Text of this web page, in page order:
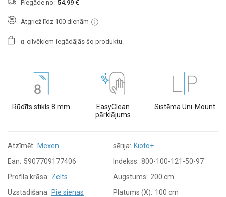
Piegāde no: 54.99 €
Atgriež līdz 100 dienām
0 cilvēkiem iegādājās šo produktu.
Rūdīts stikls 8 mm
EasyClean
pārklājums
Sistēma Uni-Mount
Atzīmēt: Mexen sērija: Kioto+
Ean: 5907709177406 Indekss: 800-100-121-50-97
Profila krāsa: Zelts Augstums: 200 cm
Uzstādīšana: Pie sienas Platums (X): 100 cm